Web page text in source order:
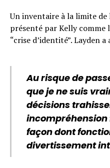
Un inventaire à la limite de
présenté par Kelly comme
“crise d’identité”. Layden
Au risque de
que je ne suis
décisions
façon dont
divertissement